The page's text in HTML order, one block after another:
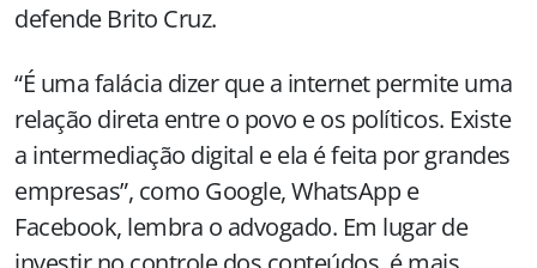
defende Brito Cruz.
“É uma falácia dizer que a internet permite uma
relação direta entre o povo e os políticos. Existe
a intermediação digital e ela é feita por grandes
empresas”, como Google, WhatsApp e
Facebook, lembra o advogado. Em lugar de